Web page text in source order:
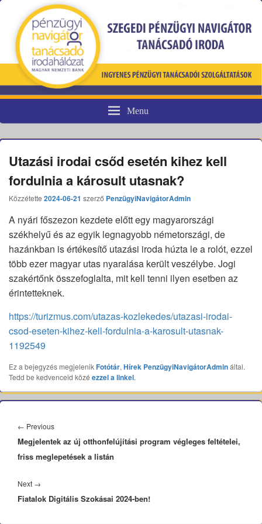
Pénzügyi fogyasztóvédelem
Menu
Utazási irodai csőd esetén kihez kell
fordulnia a károsult utasnak?
Közzétette 2024-06-21 szerző PenzügyiNavigátorAdmin
A nyári főszezon kezdete előtt egy magyarországi
székhelyű és az egyik legnagyobb németországi, de
hazánkban is értékesítő utazási iroda húzta le a rolót, ezzel
több ezer magyar utas nyaralása került veszélybe. Jogi
szakértőnk összefoglalta, mit kell tenni ilyen esetben az
érintetteknek.
https://turizmus.com/utazas-kozlekedes/utazasi-irodai-
csod-eseten-kihez-kell-fordulnia-a-karosult-utasnak-
1192549
Ez a bejegyzés megjelenikFotótár, Hírek PenzügyiNavigátorAdmináltal.
Tedd be kedvenceid közé ezzel a linkel.
navigáció
← PreviousPrevious
post:
Megjelentek az új otthonfelújítási program végleges feltételei,
friss meglepetések a listán
Next →
post:
Fiatalok Digitális Szokásai 2024-ben!